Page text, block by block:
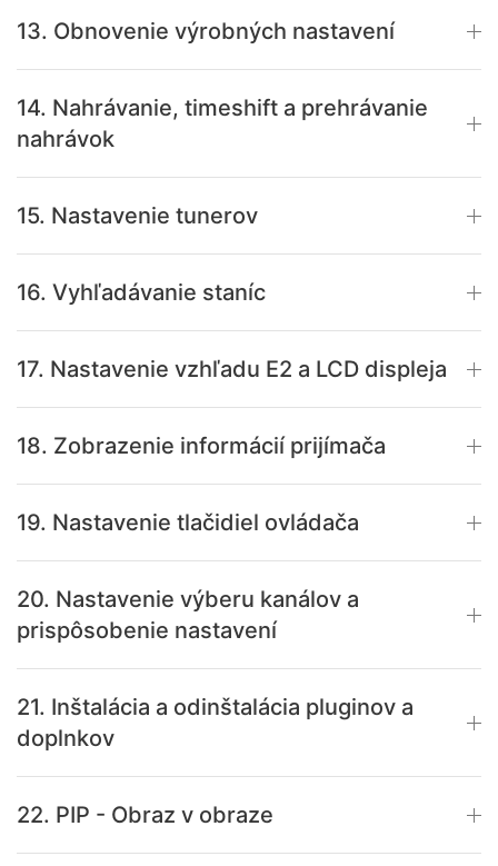
13. Obnovenie výrobných nastavení
14. Nahrávanie, timeshift a prehrávanie
nahrávok
15. Nastavenie tunerov
16. Vyhľadávanie staníc
17. Nastavenie vzhľadu E2 a LCD displeja
18. Zobrazenie informácií prijímača
19. Nastavenie tlačidiel ovládača
20. Nastavenie výberu kanálov a
prispôsobenie nastavení
21. Inštalácia a odinštalácia pluginov a
doplnkov
22. PIP - Obraz v obraze